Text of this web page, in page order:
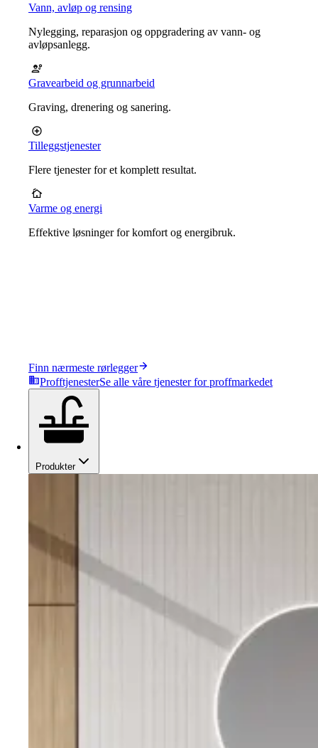
Vann, avløp og rensing
Nylegging, reparasjon og oppgradering av vann- og
avløpsanlegg.
Gravearbeid og grunnarbeid
Graving, drenering og sanering.
Tilleggstjenester
Flere tjenester for et komplett resultat.
Varme og energi
Effektive løsninger for komfort og energibruk.
Finn nærmeste rørlegger
ProfftjenesterSe alle våre tjenester for proffmarkedet
Produkter